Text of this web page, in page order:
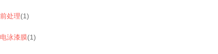
前处理(1)
电泳漆膜(1)